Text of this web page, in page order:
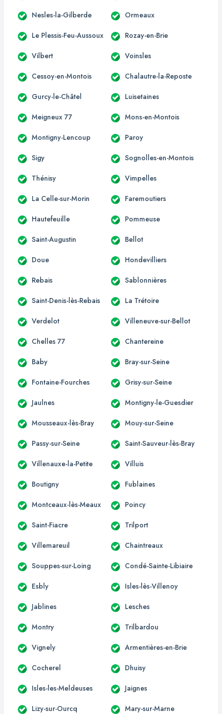
Nesles-la-Gilberde Ormeaux
Le Plessis-Feu-Aussoux Rozay-en-Brie
Vilbert Voinsles
Cessoy-en-Montois Chalautre-la-Reposte
Gurcy-le-Châtel Luisetaines
Meigneux 77 Mons-en-Montois
Montigny-Lencoup Paroy
Sigy Sognolles-en-Montois
Thénisy Vimpelles
La Celle-sur-Morin Faremoutiers
Hautefeuille Pommeuse
Saint-Augustin Bellot
Doue Hondevilliers
Rebais Sablonnières
Saint-Denis-lès-Rebais La Trétoire
Verdelot Villeneuve-sur-Bellot
Chelles 77 Chantereine
Baby Bray-sur-Seine
Fontaine-Fourches Grisy-sur-Seine
Jaulnes Montigny-le-Guesdier
Mousseaux-lès-Bray Mouy-sur-Seine
Passy-sur-Seine Saint-Sauveur-lès-Bray
Villenauxe-la-Petite Villuis
Boutigny Fublaines
Montceaux-lès-Meaux Poincy
Saint-Fiacre Trilport
Villemareuil Chaintreaux
Souppes-sur-Loing Condé-Sainte-Libiaire
Esbly Isles-lès-Villenoy
Jablines Lesches
Montry Trilbardou
Vignely Armentières-en-Brie
Cocherel Dhuisy
Isles-les-Meldeuses Jaignes
Lizy-sur-Ourcq Mary-sur-Marne